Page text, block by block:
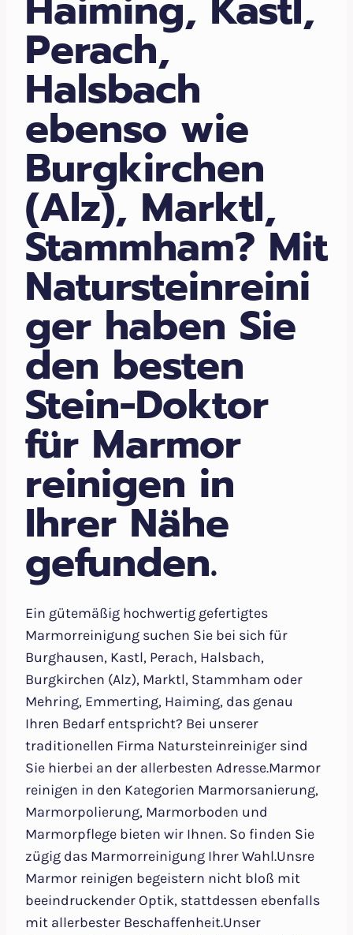
Perach,
Halsbach
ebenso wie
Burgkirchen
(Alz), Marktl,
Stammham? Mit
Natursteinreini
ger haben Sie
den besten
Stein-Doktor
für Marmor
reinigen in
Ihrer Nähe
gefunden.
Ein gütemäßig hochwertig gefertigtes
Marmorreinigung suchen Sie bei sich für
Burghausen, Kastl, Perach, Halsbach,
Burgkirchen (Alz), Marktl, Stammham oder
Mehring, Emmerting, Haiming, das genau
Ihren Bedarf entspricht? Bei unserer
traditionellen Firma Natursteinreiniger sind
Sie hierbei an der allerbesten Adresse.Marmor
reinigen in den Kategorien Marmorsanierung,
Marmorpolierung, Marmorboden und
Marmorpflege bieten wir Ihnen. So finden Sie
zügig das Marmorreinigung Ihrer Wahl.Unsre
Marmor reinigen begeistern nicht bloß mit
beeindruckender Optik, stattdessen ebenfalls
mit allerbester Beschaffenheit.Unser